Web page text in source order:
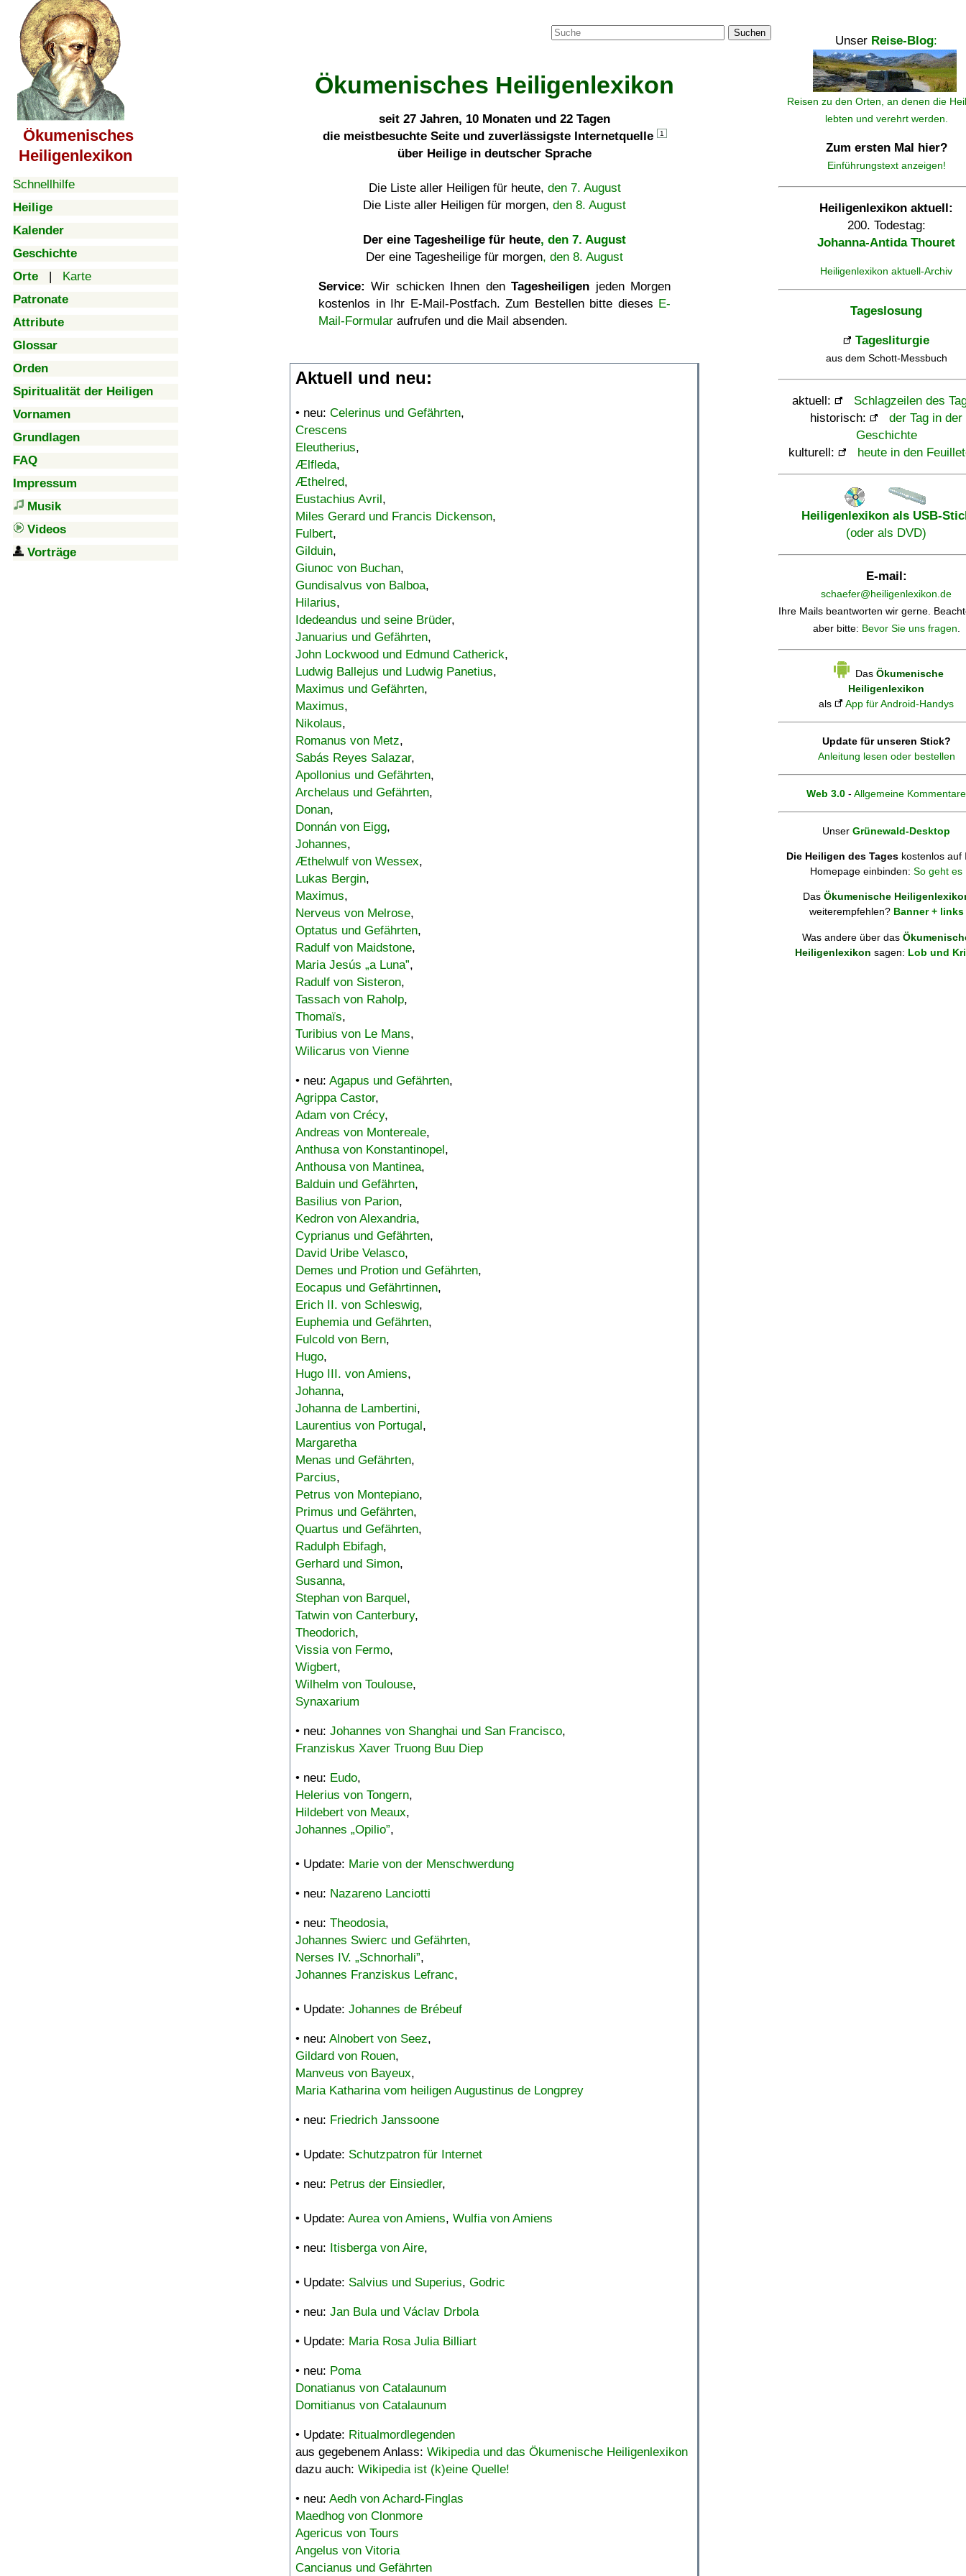
Ökumenisches
Heiligenlexikon
Schnellhilfe
Heilige
Kalender
Geschichte
Orte | Karte
Patronate
Attribute
Glossar
Orden
Spiritualität der Heiligen
Vornamen
Grundlagen
FAQ
Impressum
Musik
Videos
Vorträge
Suchen
Ökumenisches Heiligenlexikon
seit 27 Jahren, 10 Monaten und 22 Tagen
die meistbesuchte Seite und zuverlässigste Internetquelle
1
über Heilige in deutscher Sprache
Die Liste aller Heiligen für heute, den 7. August
Die Liste aller Heiligen für morgen, den 8. August
Der eine Tagesheilige für heute, den 7. August
Der eine Tagesheilige für morgen, den 8. August
Service: Wir schicken Ihnen denTagesheiligen jeden Morgen
kostenlos in Ihr E-Mail-Postfach. Zum Bestellen bitte dieses E-
Mail-Formular aufrufen und die Mail absenden.
Aktuell und neu:
• neu: Celerinus und Gefährten,
Crescens
Eleutherius,
Ælfleda,
Æthelred,
Eustachius Avril,
Miles Gerard und Francis Dickenson,
Fulbert,
Gilduin,
Giunoc von Buchan,
Gundisalvus von Balboa,
Hilarius,
Idedeandus und seine Brüder,
Januarius und Gefährten,
John Lockwood und Edmund Catherick,
Ludwig Ballejus und Ludwig Panetius,
Maximus und Gefährten,
Maximus,
Nikolaus,
Romanus von Metz,
Sabás Reyes Salazar,
Apollonius und Gefährten,
Archelaus und Gefährten,
Donan,
Donnán von Eigg,
Johannes,
Æthelwulf von Wessex,
Lukas Bergin,
Maximus,
Nerveus von Melrose,
Optatus und Gefährten,
Radulf von Maidstone,
Maria Jesús „a Luna”,
Radulf von Sisteron,
Tassach von Raholp,
Thomaïs,
Turibius von Le Mans,
Wilicarus von Vienne
• neu: Agapus und Gefährten,
Agrippa Castor,
Adam von Crécy,
Andreas von Montereale,
Anthusa von Konstantinopel,
Anthousa von Mantinea,
Balduin und Gefährten,
Basilius von Parion,
Kedron von Alexandria,
Cyprianus und Gefährten,
David Uribe Velasco,
Demes und Protion und Gefährten,
Eocapus und Gefährtinnen,
Erich II. von Schleswig,
Euphemia und Gefährten,
Fulcold von Bern,
Hugo,
Hugo III. von Amiens,
Johanna,
Johanna de Lambertini,
Laurentius von Portugal,
Margaretha
Menas und Gefährten,
Parcius,
Petrus von Montepiano,
Primus und Gefährten,
Quartus und Gefährten,
Radulph Ebifagh,
Gerhard und Simon,
Susanna,
Stephan von Barquel,
Tatwin von Canterbury,
Theodorich,
Vissia von Fermo,
Wigbert,
Wilhelm von Toulouse,
Synaxarium
• neu: Johannes von Shanghai und San Francisco,
Franziskus Xaver Truong Buu Diep
• neu: Eudo,
Helerius von Tongern,
Hildebert von Meaux,
Johannes „Opilio”,
• Update: Marie von der Menschwerdung
• neu: Nazareno Lanciotti
• neu: Theodosia,
Johannes Swierc und Gefährten,
Nerses IV. „Schnorhali”,
Johannes Franziskus Lefranc,
• Update: Johannes de Brébeuf
• neu: Alnobert von Seez,
Gildard von Rouen,
Manveus von Bayeux,
Maria Katharina vom heiligen Augustinus de Longprey
• neu: Friedrich Janssoone
• Update: Schutzpatron für Internet
• neu: Petrus der Einsiedler,
• Update: Aurea von Amiens, Wulfia von Amiens
• neu: Itisberga von Aire,
• Update: Salvius und Superius, Godric
• neu: Jan Bula und Václav Drbola
• Update: Maria Rosa Julia Billiart
• neu: Poma
Donatianus von Catalaunum
Domitianus von Catalaunum
• Update: Ritualmordlegenden
aus gegebenem Anlass: Wikipedia und das Ökumenische Heiligenlexikon
dazu auch: Wikipedia ist (k)eine Quelle!
• neu: Aedh von Achard-Finglas
Maedhog von Clonmore
Agericus von Tours
Angelus von Vitoria
Cancianus und Gefährten
Unser Reise-Blog:
Reisen zu den Orten, an denen die
lebten und verehrt werden.
Zum ersten Mal hier?
Einführungstext anzeigen!
Heiligenlexikon aktuell:
200. Todestag:
Johanna-Antida Thouret
Heiligenlexikon aktuell-Archiv
Tageslosung
Tagesliturgie
aus dem Schott-Messbuch
aktuell:
Schlagzeilen des
historisch:
der Tag in der
Geschichte
kulturell:
heute in den
Heiligenlexikon als USB-
(oder als DVD)
E-mail:
schaefer@heiligenlexikon.de
Ihre Mails beantworten wir gerne.
aber bitte: Bevor Sie uns fragen.
Das Ökumenische
Heiligenlexikon
als
App für Android-Handys
Update für unseren Stick?
Anleitung lesen oder bestellen
Web 3.0 - Allgemeine Kommentare
Unser Grünewald-Desktop
Die Heiligen des Tages kostenlos auf
Homepage einbinden: So geht es
Das Ökumenische
weiterempfehlen? Banner + links
Was andere über das
Heiligenlexikon sagen: Lob und